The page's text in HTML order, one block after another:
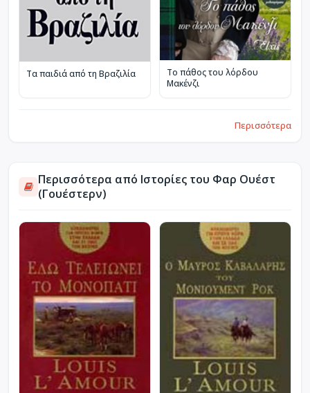
Τα παιδιά από τη Βραζιλία
Το πάθος του λόρδου
Μακένζι
Περισσότερα
Περισσότερα από Ιστορίες του Φαρ Ουέστ
(Γουέστερν)